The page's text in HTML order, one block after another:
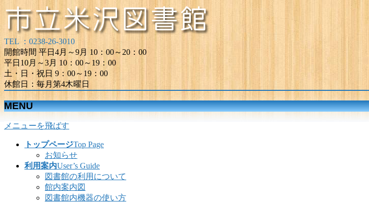
TEL ：0238-26-3010
開館時間 平日4月～9月 10：00～20：00
平日10月～3月 10：00～19：00
土・日・祝日 9：00～19：00
休館日：毎月第4木曜日
MENU
メニューを飛ばす
トップページTop Page
お知らせ
利用案内User’s Guide
図書館の利用について
館内案内図
図書館内機器の使い方